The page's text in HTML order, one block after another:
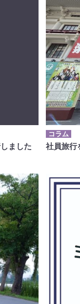
ました
コラム
社員旅行